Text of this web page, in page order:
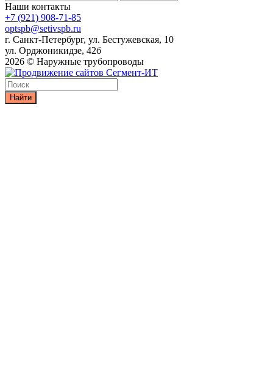
Наши контакты
+7 (921) 908-71-85
optspb@setivspb.ru
г. Санкт-Петербург, ул. Бестужевская, 10
ул. Орджоникидзе, 42б
2026 © Наружные трубопроводы
Найти